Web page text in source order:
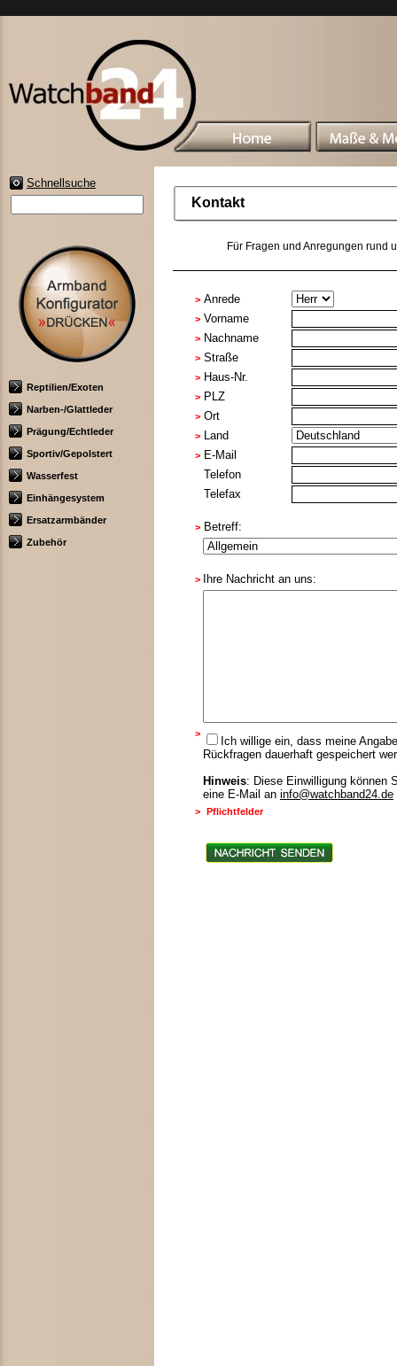
Schnellsuche
Reptilien/Exoten
Narben-/Glattleder
Prägung/Echtleder
Sportiv/Gepolstert
Wasserfest
Einhängesystem
Ersatzarmbänder
Zubehör
Kontakt
Für Fragen und Anregungen rund
> Anrede
> Vorname
> Nachname
> Straße
> Haus-Nr.
> PLZ
> Ort
> Land
> E-Mail
Telefon
Telefax
> Betreff:
> Ihre Nachricht an uns:
>
Ich willige ein, dass meine
Rückfragen dauerhaft gespeichert
Hinweis: Diese Einwilligung können
eine E-Mail an info@watchband24.de
> Pflichtfelder